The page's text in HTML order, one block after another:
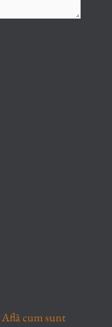
Află cum sunt